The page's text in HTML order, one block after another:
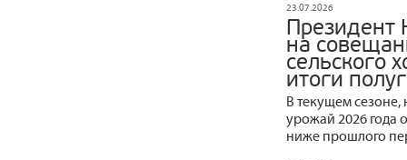
23.07.2026
на
сельского
итоги
В текущем
урожай 2026 года
ниже прошлого